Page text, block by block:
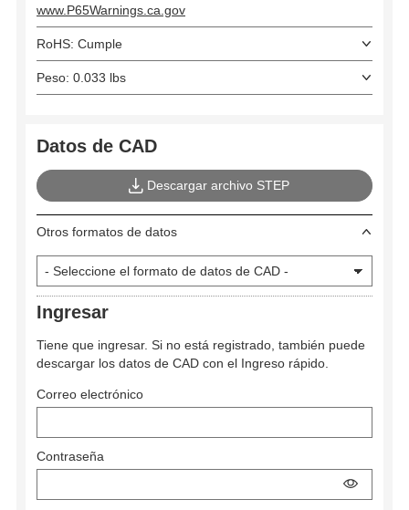
www.P65Warnings.ca.gov
RoHS: Cumple
Peso: 0.033 lbs
Datos de CAD
Descargar archivo STEP
Otros formatos de datos
Ingresar
Tiene que ingresar. Si no está registrado, también puede
descargar los datos de CAD con el Ingreso rápido.
Correo electrónico
Contraseña